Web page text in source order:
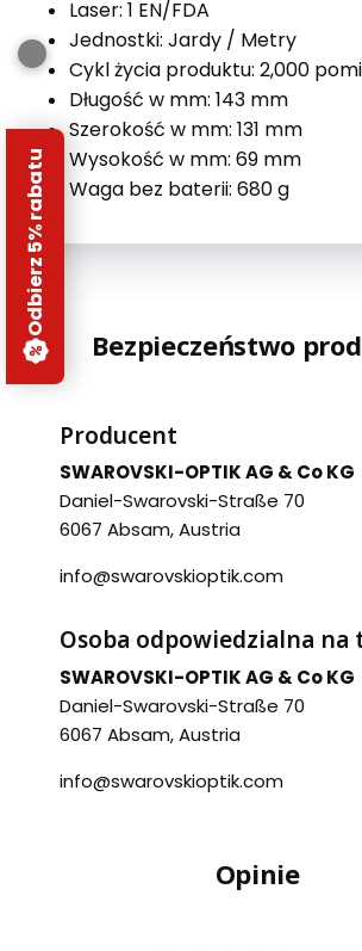
Laser: 1 EN/FDA
Jednostki: Jardy / Metry
Cykl życia produktu: 2,000
Długość w mm: 143 mm
Szerokość w mm: 131 mm
Wysokość w mm: 69 mm
Waga bez baterii: 680 g
Bezpieczeństwo
Producent
SWAROVSKI-OPTIK AG & Co KG
Daniel-Swarovski-Straße 70
6067 Absam, Austria
info@swarovskioptik.com
Osoba odpowiedzialna na
SWAROVSKI-OPTIK AG & Co KG
Daniel-Swarovski-Straße 70
6067 Absam, Austria
info@swarovskioptik.com
Opinie
Odbierz 5% rabatu